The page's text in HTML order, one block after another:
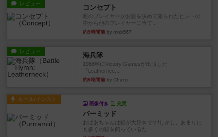
レビュー コンセプト
親のプレイヤーがお題を決めて限られたヒントの
中から他のプレイヤーに当て...
約9時間前 by mob567
レビュー 海兵隊
1988年にVictory Gamesが出版した
『Leathernec...
約9時間前 by Chaco
ルール/インスト
画像付き 充実
パーミッド
おばあちゃんは猫が大好きです!しかし、あまりに
も多くの猫を飼っているた...